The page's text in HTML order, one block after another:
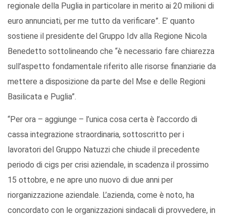
regionale della Puglia in particolare in merito ai 20 milioni di
euro annunciati, per me tutto da verificare”. E’ quanto
sostiene il presidente del Gruppo Idv alla Regione Nicola
Benedetto sottolineando che “è necessario fare chiarezza
sull’aspetto fondamentale riferito alle risorse finanziarie da
mettere a disposizione da parte del Mse e delle Regioni
Basilicata e Puglia”.
“Per ora – aggiunge – l’unica cosa certa è l’accordo di
cassa integrazione straordinaria, sottoscritto per i
lavoratori del Gruppo Natuzzi che chiude il precedente
periodo di cigs per crisi aziendale, in scadenza il prossimo
15 ottobre, e ne apre uno nuovo di due anni per
riorganizzazione aziendale. L’azienda, come è noto, ha
concordato con le organizzazioni sindacali di provvedere, in